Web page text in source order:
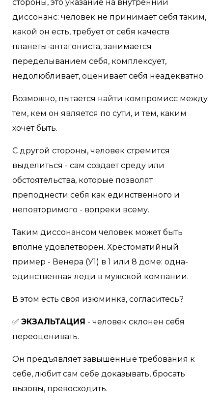
стороны, это указание на внутренний
диссонанс: человек не принимает себя таким,
какой он есть, требует от себя качеств
планеты-антагониста, занимается
переделыванием себя, комплексует,
недолюбливает, оценивает себя неадекватно.
Возможно, пытается найти компромисс между
тем, кем он является по сути, и тем, каким
хочет быть.
С другой стороны, человек стремится
выделиться - сам создает среду или
обстоятельства, которые позволят
преподнести себя как единственного и
неповторимого - вопреки всему.
Таким диссонансом человек может быть
вполне удовлетворен. Хрестоматийный
пример - Венера (У1) в 1 или 8 доме: одна-
единственная леди в мужской компании.
В этом есть своя изюминка, согласитесь?⠀
✅ ЭКЗАЛЬТАЦИЯ - человек склонен себя
переоценивать.
Он предъявляет завышенные требования к
себе, любит сам себе доказывать, бросать
вызовы, превосходить.